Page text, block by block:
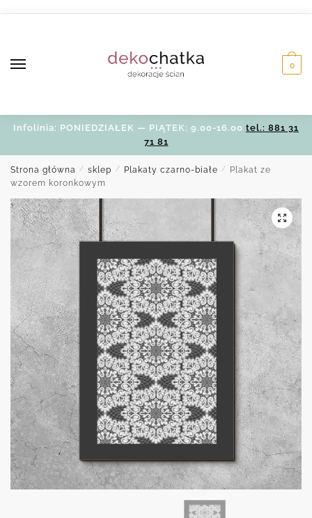
0
Infolinia: PONIEDZIAŁEK — PIĄTEK: 9.00-16.00 tel.: 881 31
71 81
Strona główna / sklep / Plakaty czarno-białe /
Plakat ze
wzorem koronkowym